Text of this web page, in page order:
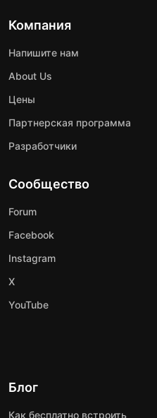
Компания
Напишите нам
About Us
Цены
Партнерская программа
Разработчики
Сообщество
Forum
Facebook
Instagram
X
YouTube
Блог
Как бесплатно встроить